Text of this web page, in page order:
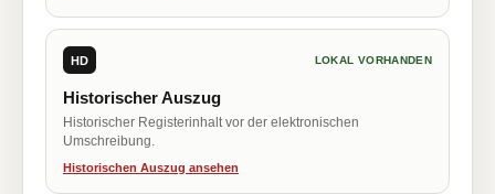
HD LOKAL VORHANDEN
Historischer Auszug
Historischer Registerinhalt vor der elektronischen
Umschreibung.
Historischen Auszug ansehen